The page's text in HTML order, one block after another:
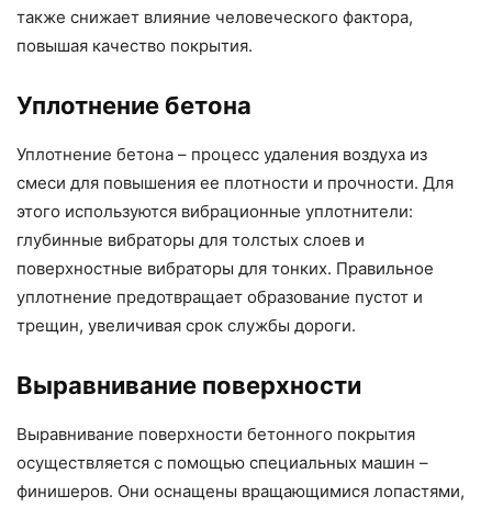
также снижает влияние человеческого фактора,
повышая качество покрытия.
Уплотнение бетона
Уплотнение бетона – процесс удаления воздуха из
смеси для повышения ее плотности и прочности. Для
этого используются вибрационные уплотнители:
глубинные вибраторы для толстых слоев и
поверхностные вибраторы для тонких. Правильное
уплотнение предотвращает образование пустот и
трещин, увеличивая срок службы дороги.
Выравнивание поверхности
Выравнивание поверхности бетонного покрытия
осуществляется с помощью специальных машин –
финишеров. Они оснащены вращающимися лопастями,